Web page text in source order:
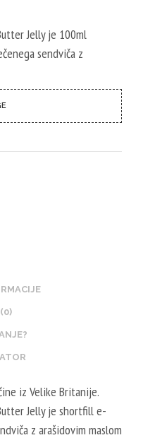
Jelly je 100ml
sendviča z
iz Velike Britanije.
Jelly je shortfill e-
z arašidovim maslom